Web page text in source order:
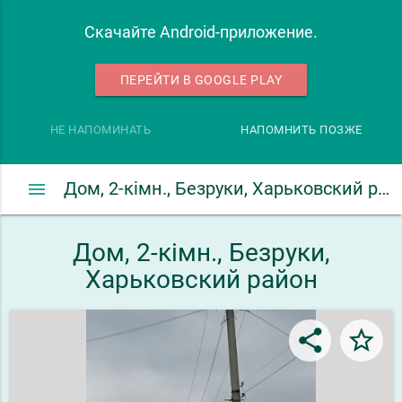
Скачайте Android-приложение.
ПЕРЕЙТИ В GOOGLE PLAY
НЕ НАПОМИНАТЬ НАПОМНИТЬ ПОЗЖЕ
Дом, 2-кімн., Безруки, Харьковский район
menu
Дом, 2-кімн., Безруки,
Харьковский район
share star_border